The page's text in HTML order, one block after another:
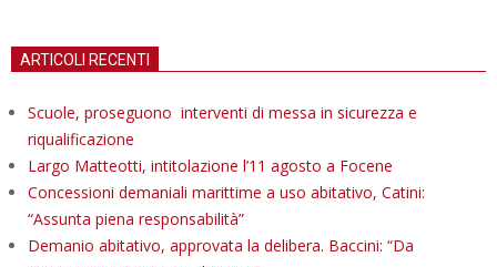
ARTICOLI RECENTI
Scuole, proseguono interventi di messa in sicurezza e
riqualificazione
Largo Matteotti, intitolazione l’11 agosto a Focene
Concessioni demaniali marittime a uso abitativo, Catini:
“Assunta piena responsabilità”
Demanio abitativo, approvata la delibera. Baccini: “Da